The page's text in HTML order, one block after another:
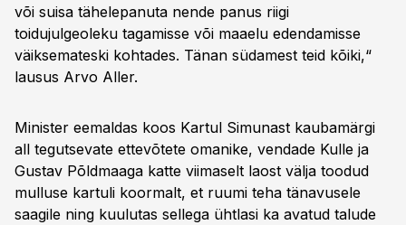
või suisa tähelepanuta nende panus riigi
toidujulgeoleku tagamisse või maaelu edendamisse
väiksemateski kohtades. Tänan südamest teid kõiki,“
lausus Arvo Aller.
Minister eemaldas koos Kartul Simunast kaubamärgi
all tegutsevate ettevõtete omanike, vendade Kulle ja
Gustav Põldmaaga katte viimaselt laost välja toodud
mulluse kartuli koormalt, et ruumi teha tänavusele
saagile ning kuulutas sellega ühtlasi ka avatud talude